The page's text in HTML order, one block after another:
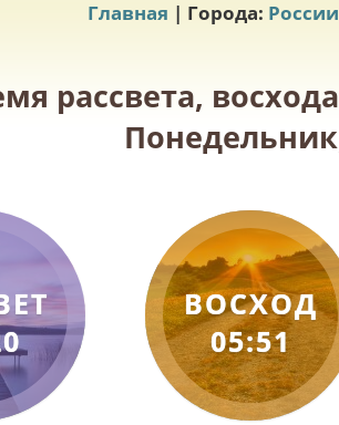
Главная | Города: России
рассвета,
ВОСХОД
05:51